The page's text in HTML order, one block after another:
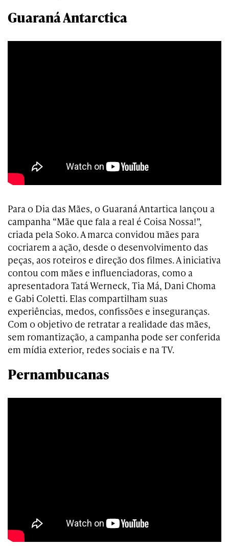
Guaraná Antarctica
Para o Dia das Mães, o Guaraná Antartica lançou a
campanha “Mãe que fala a real é Coisa Nossa!”,
criada pela Soko. A marca convidou mães para
cocriarem a ação, desde o desenvolvimento das
peças, aos roteiros e direção dos filmes. A iniciativa
contou com mães e influenciadoras, como a
apresentadora Tatá Werneck, Tia Má, Dani Choma
e Gabi Coletti. Elas compartilham suas
experiências, medos, confissões e inseguranças.
Com o objetivo de retratar a realidade das mães,
sem romantização, a campanha pode ser conferida
em mídia exterior, redes sociais e na TV.
Pernambucanas